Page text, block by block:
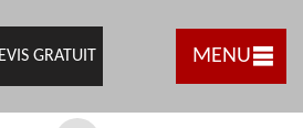
GRATUIT MENU